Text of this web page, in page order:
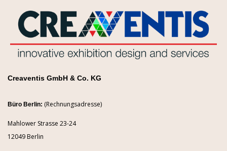
Creaventis GmbH & Co. KG
Büro Berlin: (Rechnungsadresse)
Mahlower Strasse 23-24
12049 Berlin